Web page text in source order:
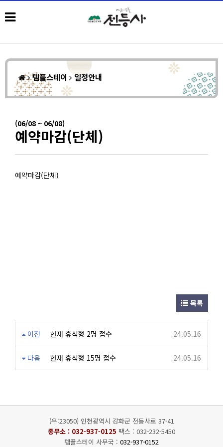
템플스테이 일정안내
(06/08 ~ 06/08)
예약마감(단체)
예약마감(단체)
목록
이전 현재 휴식형 2명 접수 24.05.16
다음 현재 휴식형 15명 접수 24.05.16
(우:23050) 인천광역시 강화군 전등사로 37-41
종무소 : 032-937-0125 팩스 : 032-232-5450
템플스테이 사무국 : 032-937-0152